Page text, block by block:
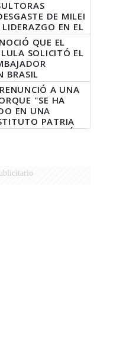
DE MILEI
EN EL
QUE EL
SOLICITÓ EL
BRASIL
A UNA
"SE HA
EN UNA
PATRIA
DE LA GESTIÓN